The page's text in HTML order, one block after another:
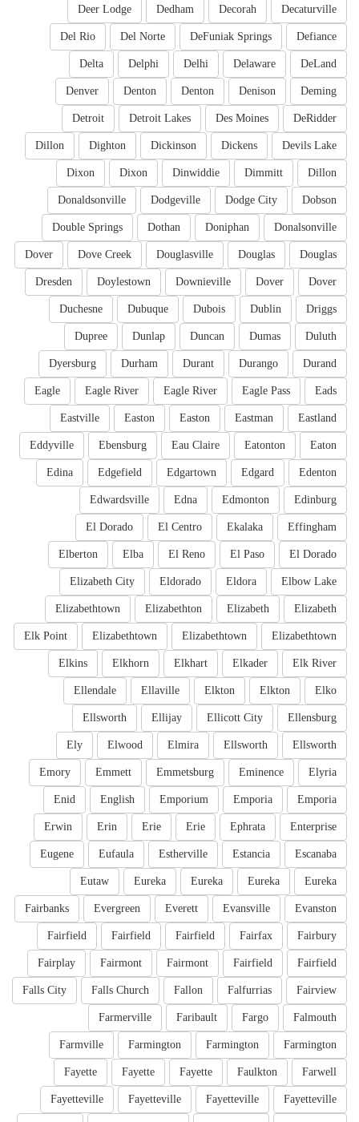
Decaturville
Decorah
Dedham
Deer Lodge
Defiance
DeFuniak Springs
Del Norte
Del Rio
DeLand
Delaware
Delhi
Delphi
Delta
Deming
Denison
Denton
Denton
Denver
DeRidder
Des Moines
Detroit Lakes
Detroit
Devils Lake
Dickens
Dickinson
Dighton
Dillon
Dillon
Dimmitt
Dinwiddie
Dixon
Dixon
Dobson
Dodge City
Dodgeville
Donaldsonville
Donalsonville
Doniphan
Dothan
Double Springs
Douglas
Douglas
Douglasville
Dove Creek
Dover
Dover
Dover
Downieville
Doylestown
Dresden
Driggs
Dublin
Dubois
Dubuque
Duchesne
Duluth
Dumas
Duncan
Dunlap
Dupree
Durand
Durango
Durant
Durham
Dyersburg
Eads
Eagle Pass
Eagle River
Eagle River
Eagle
Eastland
Eastman
Easton
Easton
Eastville
Eaton
Eatonton
Eau Claire
Ebensburg
Eddyville
Edenton
Edgard
Edgartown
Edgefield
Edina
Edinburg
Edmonton
Edna
Edwardsville
Effingham
Ekalaka
El Centro
El Dorado
El Dorado
El Paso
El Reno
Elba
Elberton
Elbow Lake
Eldora
Eldorado
Elizabeth City
Elizabeth
Elizabeth
Elizabethton
Elizabethtown
Elizabethtown
Elizabethtown
Elizabethtown
Elk Point
Elk River
Elkader
Elkhart
Elkhorn
Elkins
Elko
Elkton
Elkton
Ellaville
Ellendale
Ellensburg
Ellicott City
Ellijay
Ellsworth
Ellsworth
Ellsworth
Elmira
Elwood
Ely
Elyria
Eminence
Emmetsburg
Emmett
Emory
Emporia
Emporia
Emporium
English
Enid
Enterprise
Ephrata
Erie
Erie
Erin
Erwin
Escanaba
Estancia
Estherville
Eufaula
Eugene
Eureka
Eureka
Eureka
Eureka
Eutaw
Evanston
Evansville
Everett
Evergreen
Fairbanks
Fairbury
Fairfax
Fairfield
Fairfield
Fairfield
Fairfield
Fairfield
Fairmont
Fairmont
Fairplay
Fairview
Falfurrias
Fallon
Falls Church
Falls City
Falmouth
Fargo
Faribault
Farmerville
Farmington
Farmington
Farmington
Farmville
Farwell
Faulkton
Fayette
Fayette
Fayette
Fayetteville
Fayetteville
Fayetteville
Fayetteville